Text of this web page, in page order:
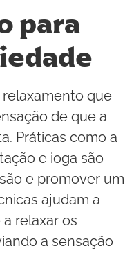
para
relaxamento que
de que a
Práticas como a
e ioga são
e promover um
ajudam a
relaxar os
a sensação